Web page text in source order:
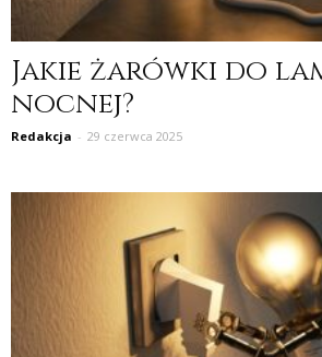
Jakie żarówki do
nocnej?
Redakcja - 29 czerwca 2025